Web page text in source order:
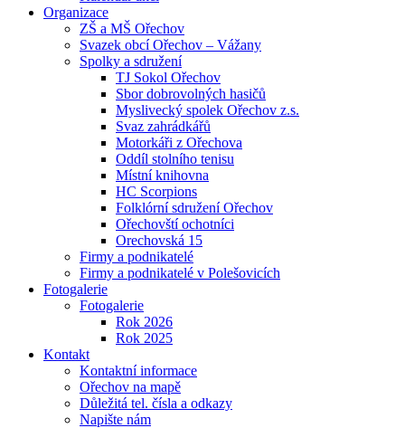
Organizace
ZŠ a MŠ Ořechov
Svazek obcí Ořechov – Vážany
Spolky a sdružení
TJ Sokol Ořechov
Sbor dobrovolných hasičů
Myslivecký spolek Ořechov z.s.
Svaz zahrádkářů
Motorkáři z Ořechova
Oddíl stolního tenisu
Místní knihovna
HC Scorpions
Folklórní sdružení Ořechov
Ořechovští ochotníci
Orechovská 15
Firmy a podnikatelé
Firmy a podnikatelé v Polešovicích
Fotogalerie
Fotogalerie
Rok 2026
Rok 2025
Kontakt
Kontaktní informace
Ořechov na mapě
Důležitá tel. čísla a odkazy
Napište nám